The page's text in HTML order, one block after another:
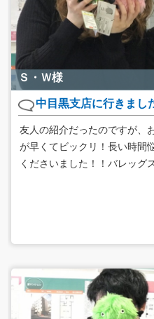
Ｓ・Ｗ様
中目黒支店に行きまし
友人の紹介だったのですが、
が早くてビックリ！長い時間
くださいました！！バレッグ